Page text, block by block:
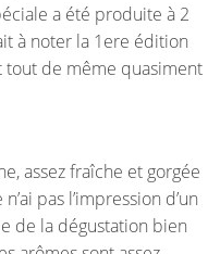
a été produite à 2
à noter la 1ere édition
tout de même quasiment
assez fraîche et gorgée
pas l’impression d’un
de la dégustation bien